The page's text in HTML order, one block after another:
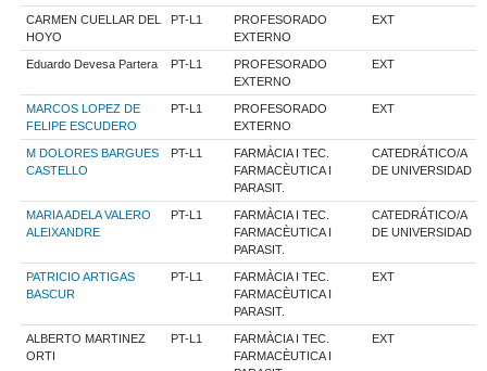
CARMEN CUELLAR DEL
HOYO
PT-L1
PROFESORADO
EXTERNO
EXT
Eduardo Devesa Partera PT-L1
PROFESORADO
EXTERNO
EXT
MARCOS LOPEZ DE
FELIPE ESCUDERO
PT-L1
PROFESORADO
EXTERNO
EXT
M DOLORES BARGUES
CASTELLO
PT-L1
FARMÀCIA I TEC.
FARMACÈUTICA I
PARASIT.
CATEDRÁTICO/A
DE UNIVERSIDAD
MARIA ADELA VALERO
ALEIXANDRE
PT-L1
FARMÀCIA I TEC.
FARMACÈUTICA I
PARASIT.
CATEDRÁTICO/A
DE UNIVERSIDAD
PATRICIO ARTIGAS
BASCUR
PT-L1
FARMÀCIA I TEC.
FARMACÈUTICA I
PARASIT.
EXT
ALBERTO MARTINEZ
ORTI
PT-L1
FARMÀCIA I TEC.
FARMACÈUTICA I
EXT